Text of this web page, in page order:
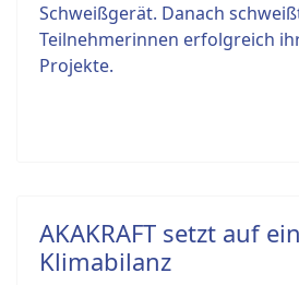
Schweißgerät. Danach
Teilnehmerinnen erfolgreich
Projekte.
AKAKRAFT setzt auf
Klimabilanz